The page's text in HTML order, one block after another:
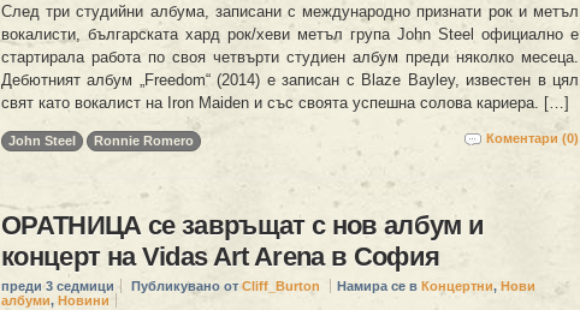
След три студийни албума, записани с международно признати рок и метъл
вокалисти, българската хард рок/хеви метъл група John Steel официално е
стартирала работа по своя четвърти студиен албум преди няколко месеца.
Дебютният албум „Freedom“ (2014) е записан с Blaze Bayley, известен в цял
свят като вокалист на Iron Maiden и със своята успешна солова кариера. […]
Коментари (0)
John Steel Ronnie Romero
ОРАТНИЦА се завръщат с нов албум и
концерт на Vidas Art Arena в София
преди 3 седмици Публикувано от Cliff_Burton Намира се в Концертни, Нови
албуми, Новини